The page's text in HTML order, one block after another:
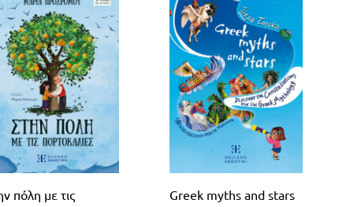
πόλη με τις
Greek myths and stars